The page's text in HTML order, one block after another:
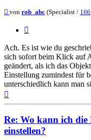
Beitrag
von rob_abc (Specialist / 166
Ach. Es ist wie du
sich sofort beim Klick auf
geändert, als ich das
Einstellung zumindest für
unterschiedlich kann man
Re: Wo kann ich
einstellen?